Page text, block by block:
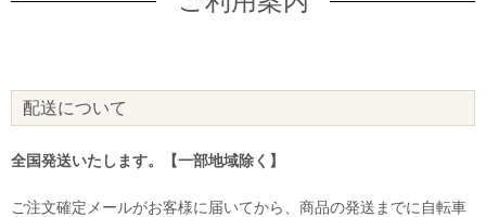
配送について
全国発送いたします。【一部地域除く】
ご注文確定メールがお客様に届いてから、商品の発送までに自転車